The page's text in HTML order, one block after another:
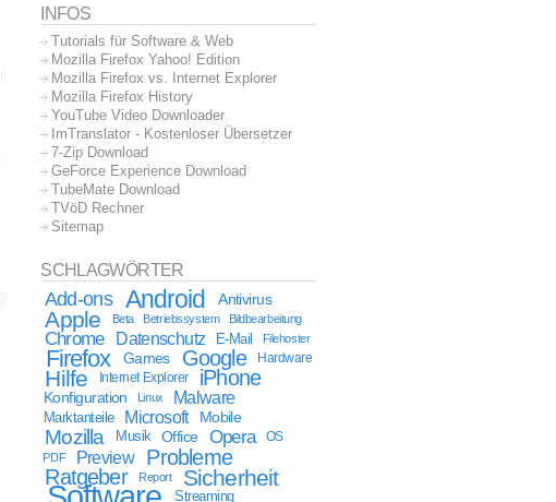
INFOS
Tutorials für Software & Web
Mozilla Firefox Yahoo! Edition
Mozilla Firefox vs. Internet Explorer
Mozilla Firefox History
YouTube Video Downloader
ImTranslator - Kostenloser Übersetzer
7-Zip Download
GeForce Experience Download
TubeMate Download
TVöD Rechner
Sitemap
SCHLAGWÖRTER
Add-ons Android Antivirus
Apple Beta Betriebssystem Bildbearbeitung
Chrome Datenschutz E-Mail Filehoster
Firefox Games Google Hardware
Hilfe Internet Explorer iPhone
Konfiguration Linux Malware
Marktanteile Microsoft Mobile
Mozilla Musik Office Opera
OS
PDF
Preview
Probleme
Ratgeber
Report Sicherheit
Streaming